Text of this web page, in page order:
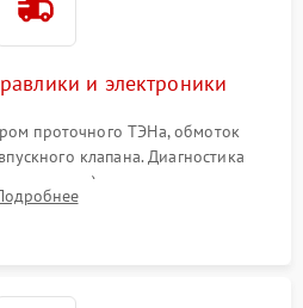
и электроники
проточного ТЭНа, обмоток
клапана. Диагностика
воды), датчика мутности,
модуля управления.